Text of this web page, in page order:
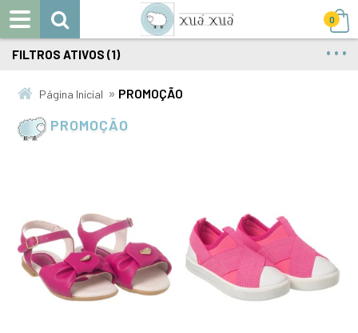
0
Página Inicial » PROMOÇÃO
FILTROS ATIVOS (1)
PROMOÇÃO